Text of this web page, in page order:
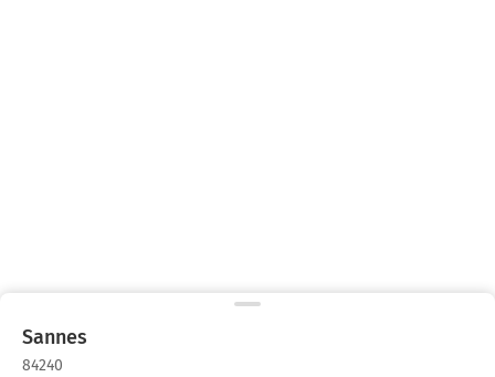
Sannes
84240